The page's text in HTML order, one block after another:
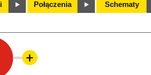
Połączenia Schematy